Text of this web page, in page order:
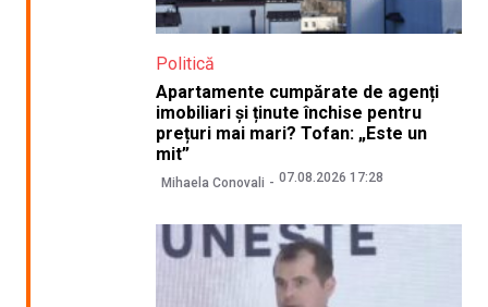
Politică
Apartamente cumpărate de agenți
imobiliari și ținute închise pentru
prețuri mai mari? Tofan: „Este un
mit”
Mihaela Conovali 07.08.2026 17:28